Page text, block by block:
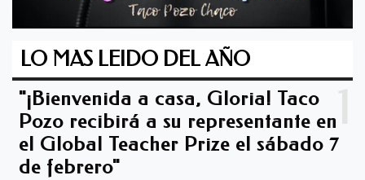
LO MAS LEIDO DEL AÑO
"¡Bienvenida a casa, Gloria! Taco
Pozo recibirá a su representante en
el Global Teacher Prize el sábado 7
de febrero"